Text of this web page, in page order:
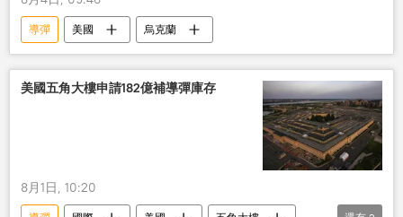
導彈 美國 烏克蘭
美國五角大樓申請182億補導彈庫存
8月1日, 10:20